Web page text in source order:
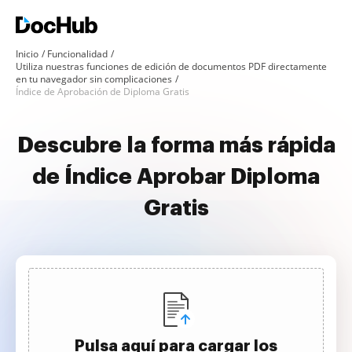
Inicio
Funcionalidad
Utiliza nuestras funciones de edición de documentos PDF directamente
en tu navegador sin complicaciones
Índice de Aprobación de Diploma Gratis
Descubre la forma más rápida
de Índice Aprobar Diploma
Gratis
Pulsa aquí para cargar los